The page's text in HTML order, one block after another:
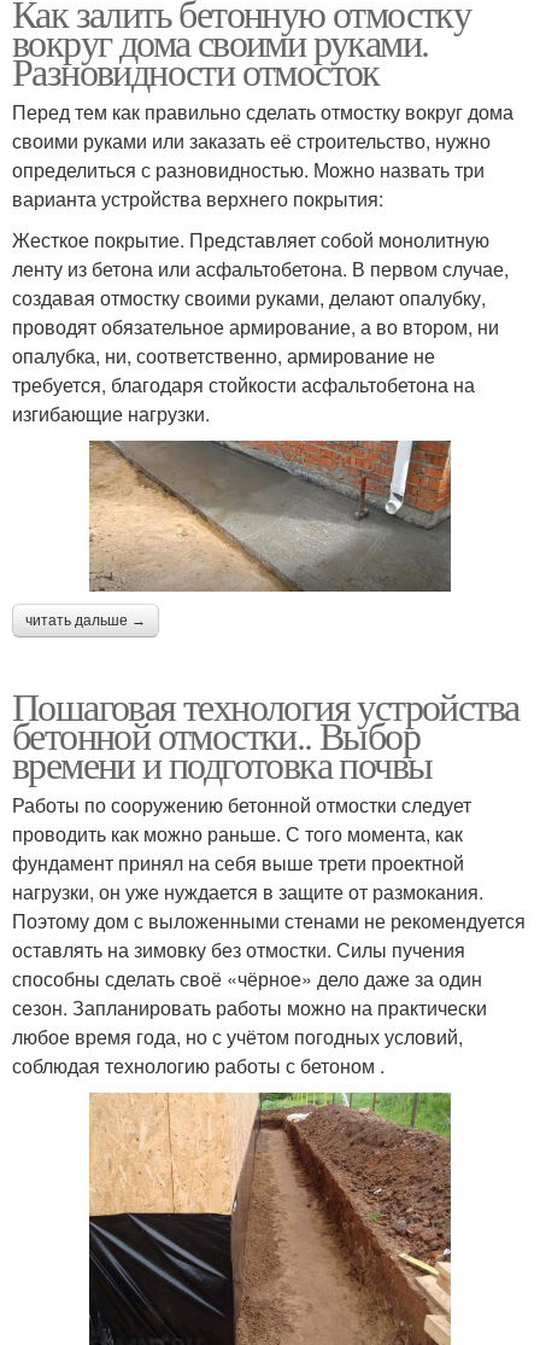
Как залить бетонную отмостку
вокруг дома своими руками.
Разновидности отмосток
Перед тем как правильно сделать отмостку вокруг дома
своими руками или заказать её строительство, нужно
определиться с разновидностью. Можно назвать три
варианта устройства верхнего покрытия:
Жесткое покрытие. Представляет собой монолитную
ленту из бетона или асфальтобетона. В первом случае,
создавая отмостку своими руками, делают опалубку,
проводят обязательное армирование, а во втором, ни
опалубка, ни, соответственно, армирование не
требуется, благодаря стойкости асфальтобетона на
изгибающие нагрузки.
читать дальше →
Пошаговая технология устройства
бетонной отмостки.. Выбор
времени и подготовка почвы
Работы по сооружению бетонной отмостки следует
проводить как можно раньше. С того момента, как
фундамент принял на себя выше трети проектной
нагрузки, он уже нуждается в защите от размокания.
Поэтому дом с выложенными стенами не рекомендуется
оставлять на зимовку без отмостки. Силы пучения
способны сделать своё «чёрное» дело даже за один
сезон. Запланировать работы можно на практически
любое время года, но с учётом погодных условий,
соблюдая технологию работы с бетоном .